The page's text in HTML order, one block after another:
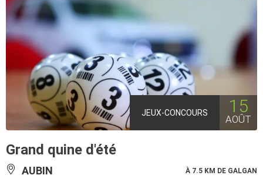
JEUX-CONCOURS 15
AOÛT
Grand quine d'été
AUBIN À 7.5 KM DE GALGAN